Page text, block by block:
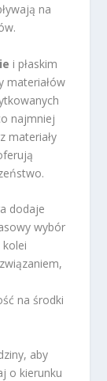
na
i płaskim
materiałów
najmniej
materiały
dodaje
wybór
na środki
aby
o kierunku